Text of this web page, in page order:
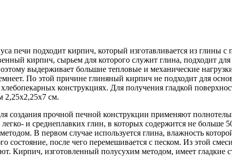
печи подходит кирпич, который изготавливается из глины
кирпич, сырьем для которого служит глина, подходит
выдерживает большие тепловые и механические
По этой причине глиняный кирпич не подходит для
конструкциях. Для получения гладкой
2,25х2,25х7 см.
создания прочной печной конструкции применяют
легко- и среднеплавких глин, в которых содержится не больше
В первом случае используется глина, влажность
состояние, после чего перемешивается с песком. Из этой
Кирпич, изготовленный полусухим методом, имеет гладкие